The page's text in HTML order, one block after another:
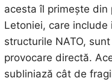
acesta îl primește
Letoniei, care
structurile NATO,
provocare directă.
subliniază cât de